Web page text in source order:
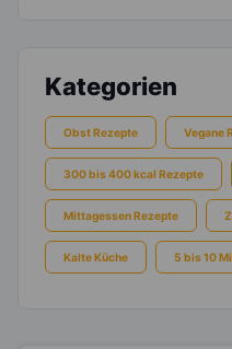
Kategorien
Obst Rezepte Vegane
300 bis 400 kcal Rezepte
Mittagessen Rezepte
Kalte Küche 5 bis 10